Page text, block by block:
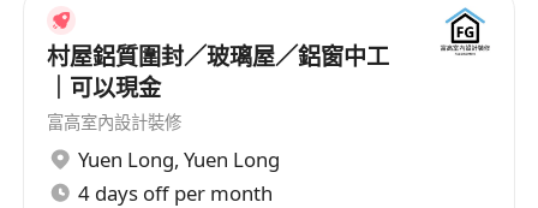
個人防護裝備（如安全帽、反光衣等），落實平
安卡所列安全要求。
工作要求
持有有效「平安卡」及「建造業工人註冊證」，
具備樓宇保養或相關工地工作經驗者優先，無經
村屋鋁質圍封／玻璃屋／鋁窗中工
｜可以現金
富高室內設計裝修
Yuen Long, Yuen Long
4 days off per month